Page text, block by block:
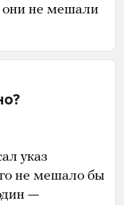
они не мешали
указ
не мешало бы
—